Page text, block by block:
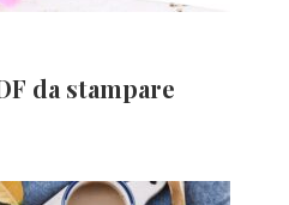
da stampare